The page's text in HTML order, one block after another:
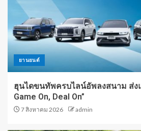
ยานยนต์
ฮุนไดขนทัพครบไลน์อัพลงสนาม ส่ง
Game On, Deal On”
7 สิงหาคม 2026 admin